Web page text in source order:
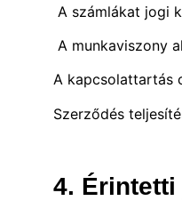
A számlákat jogi
A munkaviszony
A kapcsolattartás
Szerződés
4.